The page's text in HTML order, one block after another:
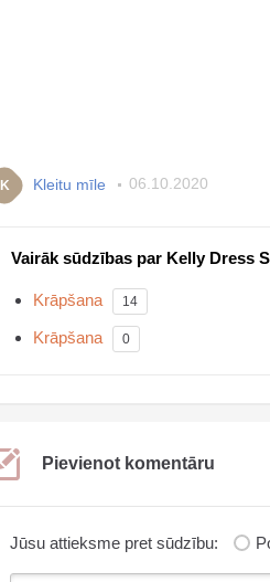
K Kleitu mīle 06.10.2020
Vairāk sūdzības par Kelly Dress
Krāpšana 14
Krāpšana 0
Pievienot komentāru
Jūsu attieksme pret sūdzību: